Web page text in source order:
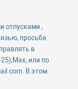
отпусками ,
просьба
в
или по
В этом